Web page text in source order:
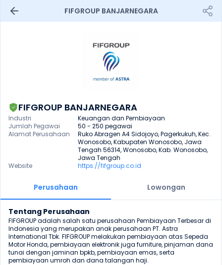
FIFGROUP BANJARNEGARA
FIFGROUP BANJARNEGARA
Industri
Keuangan dan Pembiayaan
Jumlah Pegawai
50 - 250 pegawai
Alamat Perusahaan
Ruko Abragen A4 Sidojoyo, Pagerkukuh, Kec.
Wonosobo, Kabupaten Wonosobo, Jawa
Tengah 56314, Wonosobo, Kab. Wonosobo,
Jawa Tengah
Website
https://fifgroup.co.id
Perusahaan Lowongan
Tentang Perusahaan
FIFGROUP adalah salah satu perusahaan Pembiayaan Terbesar di
Indonesia yang merupakan anak perusahaan PT. Astra
International Tbk. FIFGROUP melakukan pembiayaan atas Sepeda
Motor Honda, pembiayaan elektronik juga furniture, pinjaman dana
tunai dengan jaminan bpkb, pembiayaan emas, serta
pembiayaan umroh dan dana talangan haji.